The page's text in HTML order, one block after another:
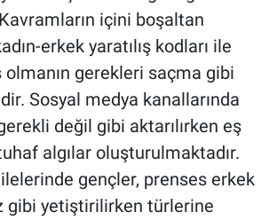
içini boşaltan
erkek yaratılış kodları ile
gerekleri saçma gibi
Sosyal medya kanallarında
değil gibi aktarılırken eş
algılar oluşturulmaktadır.
gençler, prenses erkek
gibi yetiştirilirken türlerine